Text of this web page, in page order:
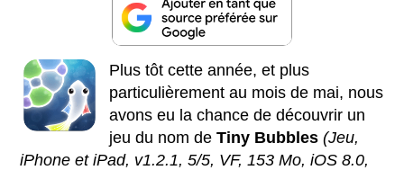
Plus tôt cette année, et plus
particulièrement au mois de mai, nous
avons eu la chance de découvrir un
jeu du nom deTiny Bubbles (Jeu,
iPhone et iPad, v1.2.1, 5/5, VF, 153 Mo, iOS 8.0,